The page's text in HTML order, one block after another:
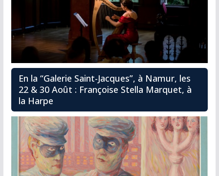
En la “Galerie Saint-Jacques”, à Namur, les
22 & 30 Août : Françoise Stella Marquet, à
la Harpe